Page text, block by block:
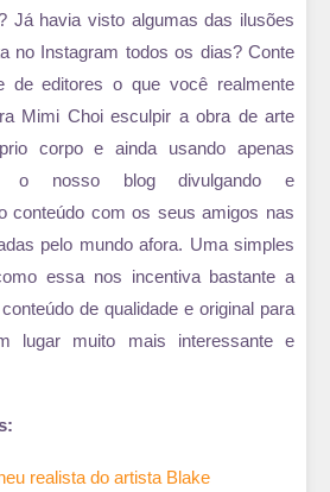
Já havia visto algumas das ilusões
no Instagram todos os dias? Conte
de editores o que você realmente
Mimi Choi esculpir a obra de arte
corpo e ainda usando apenas
o nosso blog divulgando e
conteúdo com os seus amigos nas
pelo mundo afora. Uma simples
essa nos incentiva bastante a
de qualidade e original para
lugar muito mais interessante e
realista do artista Blake